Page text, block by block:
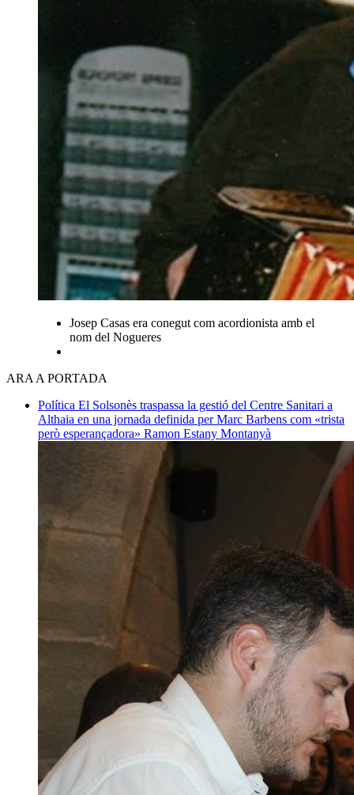
Josep Casas era conegut com acordionista amb el
nom del Nogueres
ARA A PORTADA
Política El Solsonès traspassa la gestió del Centre Sanitari a
Althaia en una jornada definida per Marc Barbens com «trista
però esperançadora» Ramon Estany Montanyà